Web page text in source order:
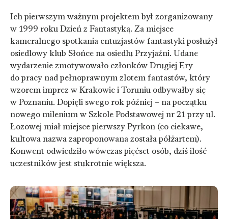
Ich pierwszym ważnym projektem był zorganizowany
w 1999 roku Dzień z Fantastyką. Za miejsce
kameralnego spotkania entuzjastów fantastyki posłużył
osiedlowy klub Słońce na osiedlu Przyjaźni. Udane
wydarzenie zmotywowało członków Drugiej Ery
do pracy nad pełnoprawnym zlotem fantastów, który
wzorem imprez w Krakowie i Toruniu odbywałby się
w Poznaniu. Dopięli swego rok później – na początku
nowego milenium w Szkole Podstawowej nr 21 przy ul.
Łozowej miał miejsce pierwszy Pyrkon (co ciekawe,
kultowa nazwa zaproponowana została półżartem).
Konwent odwiedziło wówczas pięćset osób, dziś ilość
uczestników jest stukrotnie większa.